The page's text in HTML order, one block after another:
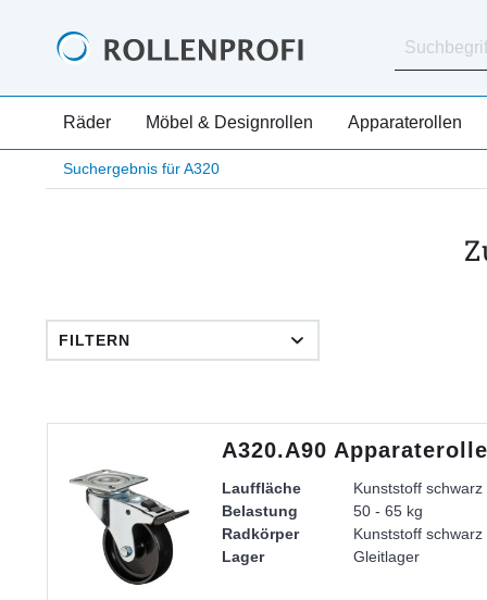
Räder Möbel & Designrollen Apparaterollen
Suchergebnis für A320
FILTERN
A320.A90
Lauffläche
Kunststoff schwarz
Belastung
50 - 65 kg
Radkörper
Kunststoff schwarz
Lager
Gleitlager